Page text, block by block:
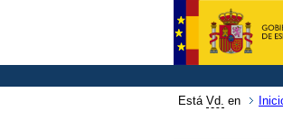
Está Vd. en